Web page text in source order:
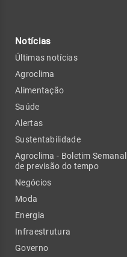
Notícias
Últimas notícias
Agroclima
Alimentação
Saúde
Alertas
Sustentabilidade
Agroclima - Boletim Semanal
de previsão do tempo
Negócios
Moda
Energia
Infraestrutura
Governo